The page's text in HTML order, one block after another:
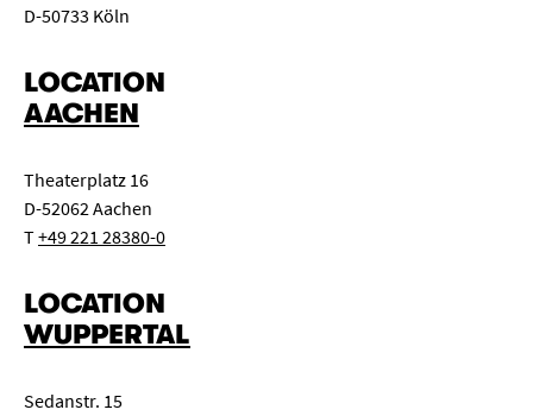
D-50733 Köln
LOCATION
AACHEN
Theaterplatz 16
D-52062 Aachen
T+49 221 28380-0
LOCATION
WUPPERTAL
Sedanstr. 15